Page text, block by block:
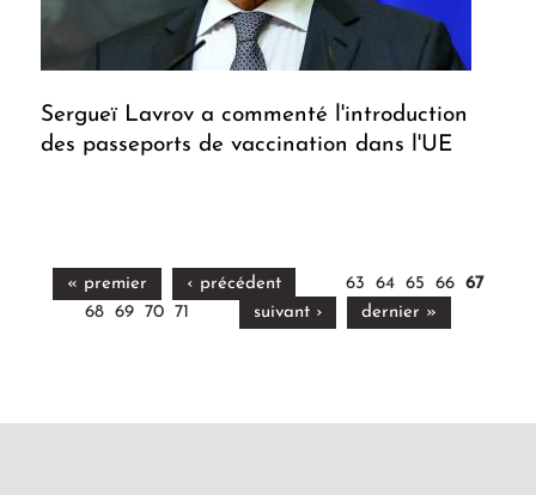
Sergueï Lavrov a commenté l'introduction
des passeports de vaccination dans l'UE
« premier ‹ précédent 63 64 65 66 67
68 69 70 71 suivant › dernier »